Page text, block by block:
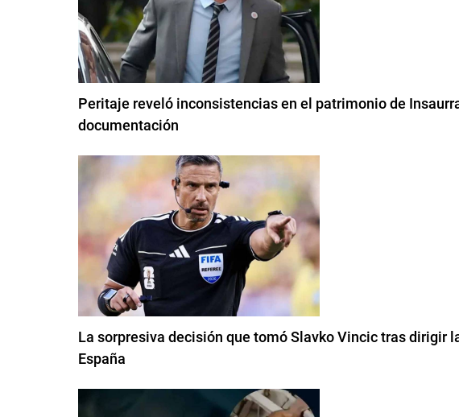
Peritaje reveló inconsistencias en el patrimonio de
documentación
La sorpresiva decisión que tomó Slavko Vincic tras dirigir
España